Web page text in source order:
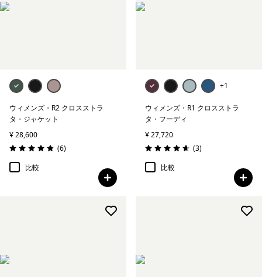
ウィメンズ・R2 クロスストラ
タ・ジャケット
¥ 28,600
評価: 4.8 / 5
(6レビュー
)
比較
+1
ウィメンズ・R1 クロスストラ
タ・フーディ
¥ 27,720
評価: 4.7 / 5
(3レビュー
)
比較